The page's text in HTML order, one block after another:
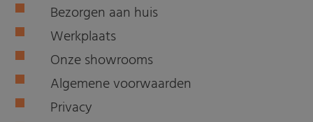
Bezorgen aan huis
Werkplaats
Onze showrooms
Algemene voorwaarden
Privacy